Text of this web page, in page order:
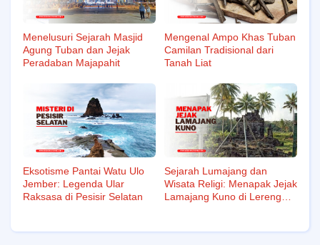
Menelusuri Sejarah Masjid
Agung Tuban dan Jejak
Peradaban Majapahit
Mengenal Ampo Khas Tuban
Camilan Tradisional dari
Tanah Liat
Eksotisme Pantai Watu Ulo
Jember: Legenda Ular
Raksasa di Pesisir Selatan
Sejarah Lumajang dan
Wisata Religi: Menapak Jejak
Lamajang Kuno di Lereng